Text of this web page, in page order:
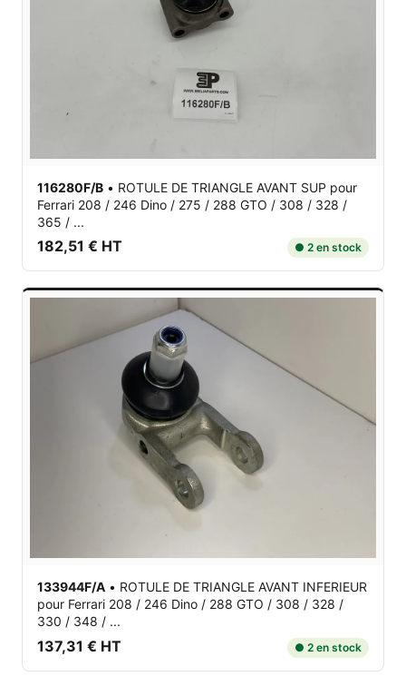
116280F/B • ROTULE DE TRIANGLE AVANT SUP pour
Ferrari 208 / 246 Dino / 275 / 288 GTO / 308 / 328 /
365 / ...
182,51 € HT ● 2 en stock
133944F/A • ROTULE DE TRIANGLE AVANT INFERIEUR
pour Ferrari 208 / 246 Dino / 288 GTO / 308 / 328 /
330 / 348 / ...
137,31 € HT ● 2 en stock